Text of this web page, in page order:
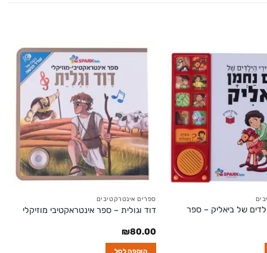
של ביאליק – ספר
ספרים אינטרקטיבים
דוד וגולית – ספר אינטראקטיבי מוזיקלי
₪80.00